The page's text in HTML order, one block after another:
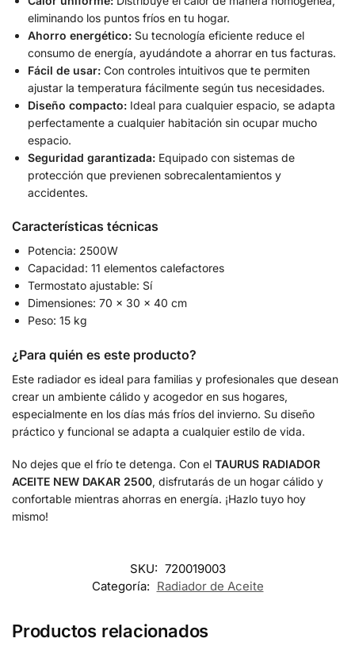
eliminando los puntos fríos en tu hogar.
Ahorro energético: Su tecnología eficiente reduce el
consumo de energía, ayudándote a ahorrar en tus facturas.
Fácil de usar: Con controles intuitivos que te permiten
ajustar la temperatura fácilmente según tus necesidades.
Diseño compacto: Ideal para cualquier espacio, se adapta
perfectamente a cualquier habitación sin ocupar mucho
espacio.
Seguridad garantizada: Equipado con sistemas de
protección que previenen sobrecalentamientos y
accidentes.
Características técnicas
Potencia: 2500W
Capacidad: 11 elementos calefactores
Termostato ajustable: Sí
Dimensiones: 70 x 30 x 40 cm
Peso: 15 kg
¿Para quién es este producto?
Este radiador es ideal para familias y profesionales que desean
crear un ambiente cálido y acogedor en sus hogares,
especialmente en los días más fríos del invierno. Su diseño
práctico y funcional se adapta a cualquier estilo de vida.
No dejes que el frío te detenga. Con el TAURUS RADIADOR
ACEITE NEW DAKAR 2500, disfrutarás de un hogar cálido y
confortable mientras ahorras en energía. ¡Hazlo tuyo hoy
mismo!
SKU: 720019003
Categoría: Radiador de Aceite
Productos relacionados